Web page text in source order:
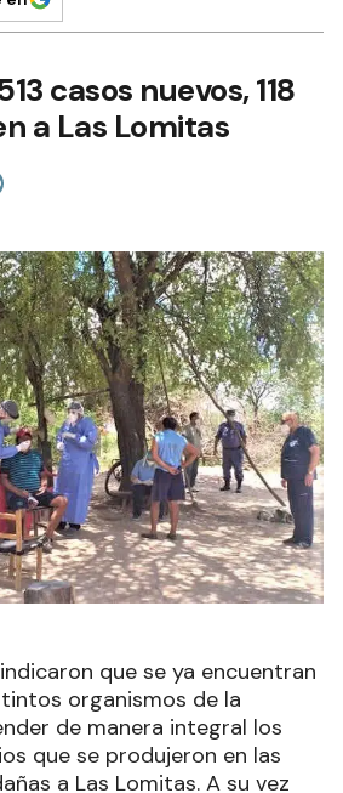
casos nuevos, 118
a Las Lomitas
que se ya encuentran
organismos de la
de manera integral los
que se produjeron en las
a Las Lomitas. A su vez